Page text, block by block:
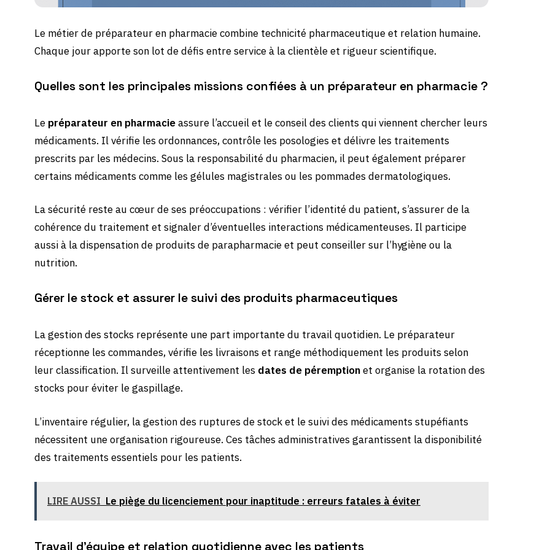
Le métier de préparateur en pharmacie combine technicité pharmaceutique et relation humaine.
Chaque jour apporte son lot de défis entre service à la clientèle et rigueur scientifique.
Quelles sont les principales missions confiées à un préparateur en pharmacie ?
Le préparateur en pharmacieassure l’accueil et le conseil des clients qui viennent chercher leurs
médicaments. Il vérifie les ordonnances, contrôle les posologies et délivre les traitements
prescrits par les médecins. Sous la responsabilité du pharmacien, il peut également préparer
certains médicaments comme les gélules magistrales ou les pommades dermatologiques.
La sécurité reste au cœur de ses préoccupations : vérifier l’identité du patient, s’assurer de la
cohérence du traitement et signaler d’éventuelles interactions médicamenteuses. Il participe
aussi à la dispensation de produits de parapharmacie et peut conseiller sur l’hygiène ou la
nutrition.
Gérer le stock et assurer le suivi des produits pharmaceutiques
La gestion des stocks représente une part importante du travail quotidien. Le préparateur
réceptionne les commandes, vérifie les livraisons et range méthodiquement les produits selon
leur classification. Il surveille attentivement les dates de péremptionet organise la rotation des
stocks pour éviter le gaspillage.
L’inventaire régulier, la gestion des ruptures de stock et le suivi des médicaments stupéfiants
nécessitent une organisation rigoureuse. Ces tâches administratives garantissent la disponibilité
des traitements essentiels pour les patients.
LIRE AUSSI Le piège du licenciement pour inaptitude : erreurs fatales à éviter
Travail d’équipe et relation quotidienne avec les patients